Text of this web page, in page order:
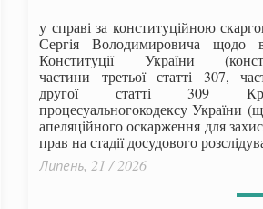
у справі за конституційною
Сергія Володимировича щодо
Конституції України
частини третьої статті 307,
другої статті 309
процесуальногокодексу України
апеляційного оскарження для
прав на стадії досудового
Липень, 21 / 2026